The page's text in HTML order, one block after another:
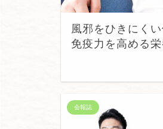
風邪をひきにく
免疫力を高める
会報誌